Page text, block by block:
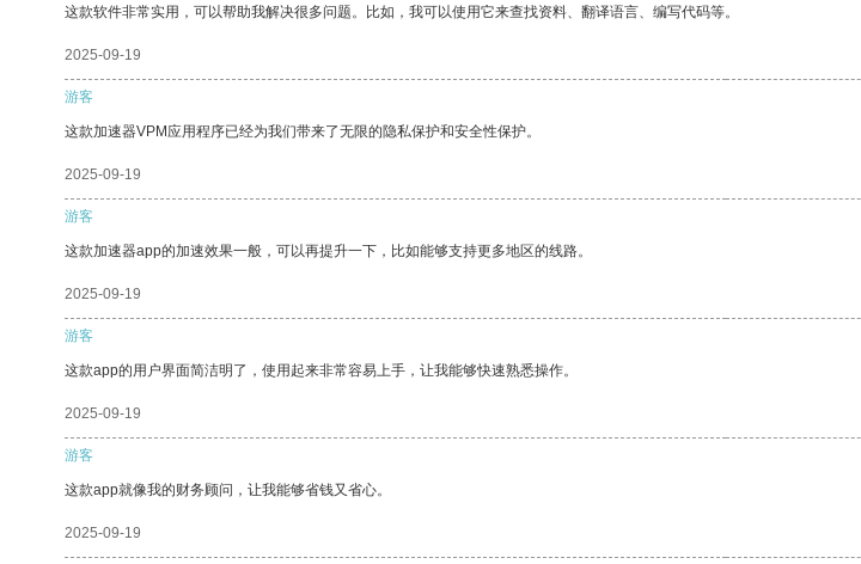
这款软件非常实用，可以帮助我解决很多问题。比如，我可以使用它来查找资料、翻译语言、编写代码等。
2025-09-19
游客
这款加速器VPM应用程序已经为我们带来了无限的隐私保护和安全性保护。
2025-09-19
游客
这款加速器app的加速效果一般，可以再提升一下，比如能够支持更多地区的线路。
2025-09-19
游客
这款app的用户界面简洁明了，使用起来非常容易上手，让我能够快速熟悉操作。
2025-09-19
游客
这款app就像我的财务顾问，让我能够省钱又省心。
2025-09-19